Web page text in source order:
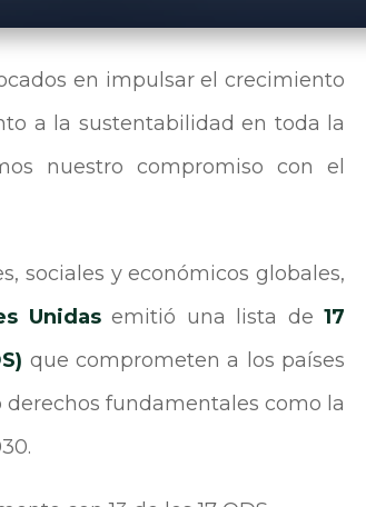
en impulsar el crecimiento
a la sustentabilidad en toda la
nuestro compromiso con el
sociales y económicos globales,
Unidasemitió una lista de 17
que comprometen a los países
fundamentales como la